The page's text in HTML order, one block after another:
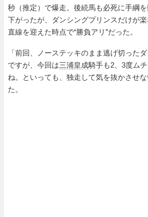
秒（推定）で爆走。後続馬も必死に手綱
下がったが、ダンシングプリンスだけが
直線を迎えた時点で“勝負アリ”だった。
「前回、ノーステッキのまま逃げ切った
ですが、今回は三浦皇成騎手も2、3度ム
ね。といっても、独走して気を抜かさせ
た。